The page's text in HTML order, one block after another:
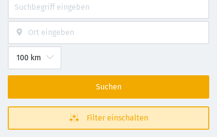
Suchen
Filter einschalten